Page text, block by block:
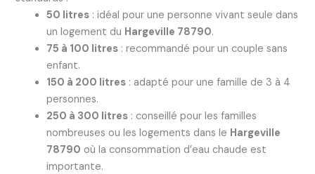
50 litres: idéal pour une personne vivant seule dans
un logement du Hargeville 78790.
75 à 100 litres: recommandé pour un couple sans
enfant.
150 à 200 litres: adapté pour une famille de 3 à 4
personnes.
250 à 300 litres: conseillé pour les familles
nombreuses ou les logements dans le Hargeville
78790 où la consommation d’eau chaude est
importante.